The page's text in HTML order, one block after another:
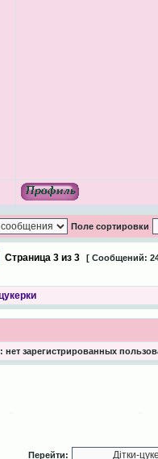
Поле сортировки
Страница 3из 3 [ Сообщений:
зарегистрированных
Перейти: